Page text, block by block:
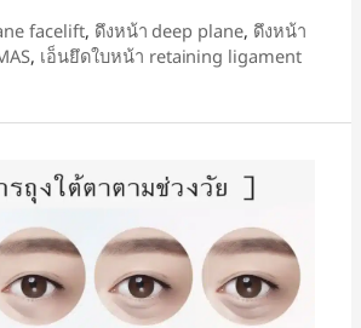
facelift, ดึงหน้า deep plane, ดึงหน้า
, เอ็นยึดใบหน้า retaining ligament